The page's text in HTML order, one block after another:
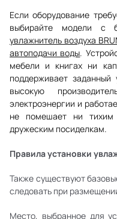
Если оборудование
выбирайте модели с
увлажнитель воздуха
автоподачи воды.
мебели и книгах ни
поддерживает
высокую
электроэнергии и
не помешает ни
дружеским посиделкам.
Правила установки
Также существуют
следовать при
Место, выбранное для